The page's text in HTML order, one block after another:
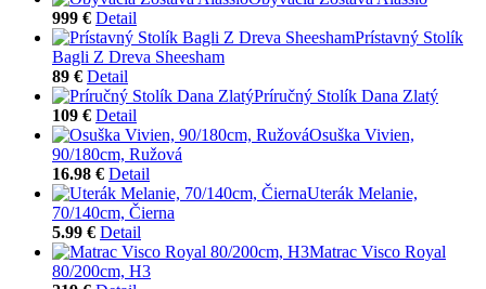
999 € Detail
Prístavný Stolík
Bagli Z Dreva Sheesham
89 € Detail
Príručný Stolík Dana Zlatý
109 € Detail
Osuška Vivien,
90/180cm, Ružová
16.98 € Detail
Uterák Melanie,
70/140cm, Čierna
5.99 € Detail
Matrac Visco Royal
80/200cm, H3